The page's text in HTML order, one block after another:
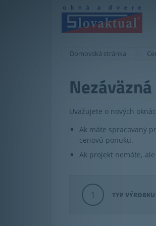
Domovská stránka
Uvažujete o nových
Ak máte spracovaný
cenovú ponuku.
Ak projekt nemáte,
1 TYP VÝROBKU